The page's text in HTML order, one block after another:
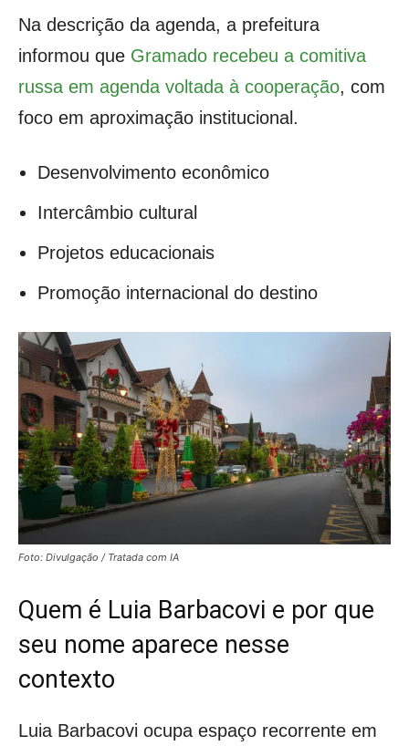
Na descrição da agenda, a prefeitura
informou que Gramado recebeu a comitiva
russa em agenda voltada à cooperação, com
foco em aproximação institucional.
Desenvolvimento econômico
Intercâmbio cultural
Projetos educacionais
Promoção internacional do destino
Foto: Divulgação / Tratada com IA
Quem é Luia Barbacovi e por que
seu nome aparece nesse
contexto
Luia Barbacovi ocupa espaço recorrente em